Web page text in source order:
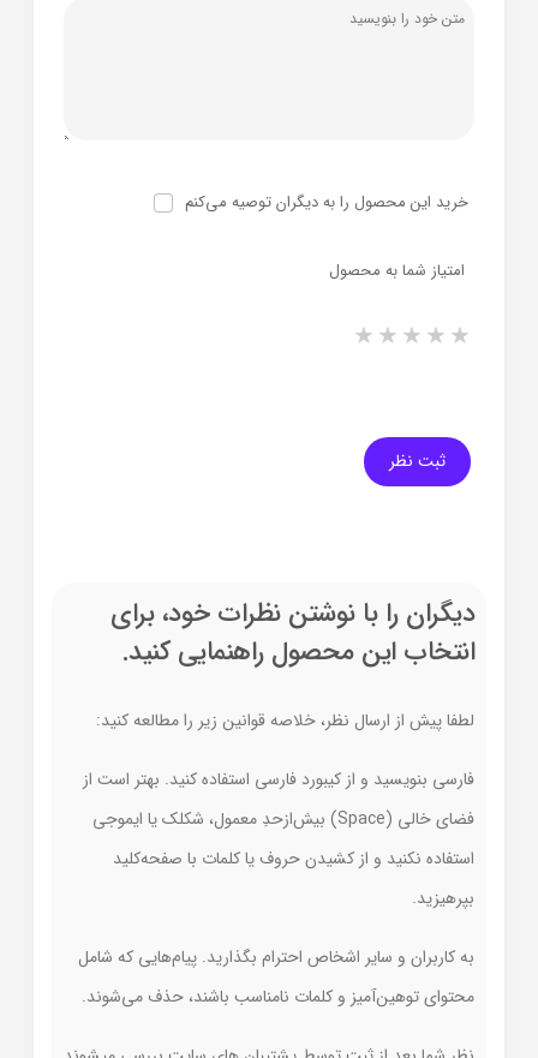
خرید این محصول را به دیگران توصیه می‌کنم
امتیاز شما به محصول
5 stars
4 stars
3 stars
2 stars
ثبت نظر
دیگران را با نوشتن نظرات خود، برای
انتخاب این محصول راهنمایی کنید.
لطفا پیش از ارسال نظر، خلاصه قوانین زیر را مطالعه کنید:
فارسی بنویسید و از کیبورد فارسی استفاده کنید. بهتر است از
فضای خالی (Space) بیش‌از‌حدِ معمول، شکلک یا ایموجی
استفاده نکنید و از کشیدن حروف یا کلمات با صفحه‌کلید
بپرهیزید.
به کاربران و سایر اشخاص احترام بگذارید. پیام‌هایی که شامل
محتوای توهین‌آمیز و کلمات نامناسب باشند، حذف می‌شوند.